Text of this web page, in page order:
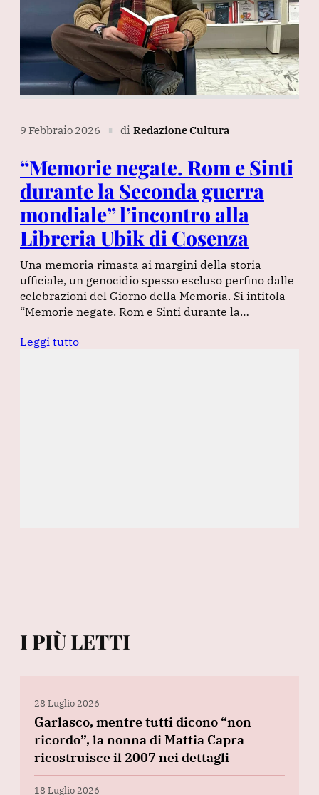
9 Febbraio 2026 ∎ di Redazione Cultura
“Memorie negate. Rom e Sinti
durante la Seconda guerra
mondiale” l’incontro alla
Libreria Ubik di Cosenza
Una memoria rimasta ai margini della storia
ufficiale, un genocidio spesso escluso perfino dalle
celebrazioni del Giorno della Memoria. Si intitola
“Memorie negate. Rom e Sinti durante la…
Leggi tutto
I PIÙ LETTI
28 Luglio 2026
Garlasco, mentre tutti dicono “non
ricordo”, la nonna di Mattia Capra
ricostruisce il 2007 nei dettagli
18 Luglio 2026